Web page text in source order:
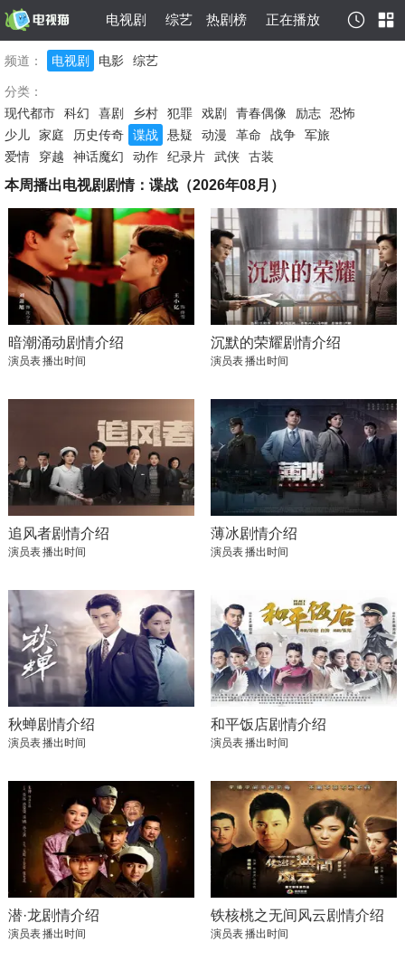
电视剧 综艺 热剧榜 正在播放
频道： 电视剧 电影 综艺
分类：
现代都市
科幻 喜剧 乡村 犯罪 戏剧 青春偶像 励志
恐怖
少儿
家庭 历史传奇 谍战 悬疑 动漫 革命 战争
军旅
爱情
穿越 神话魔幻 动作 纪录片 武侠 古装
本周播出电视剧剧情：谍战（2026年08月）
暗潮涌动剧情介绍
演员表播出时间
沉默的荣耀剧情介绍
演员表播出时间
追风者剧情介绍
演员表播出时间
薄冰剧情介绍
演员表播出时间
秋蝉剧情介绍
演员表播出时间
和平饭店剧情介绍
演员表播出时间
潜·龙剧情介绍
演员表播出时间
铁核桃之无间风云剧情介绍
演员表播出时间